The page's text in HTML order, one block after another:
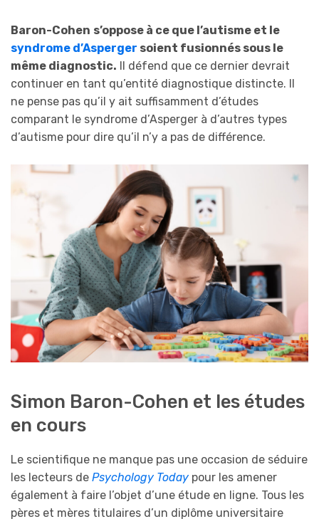
Baron-Cohen s’oppose à ce que l’autisme et le
syndrome d’Asperger soient fusionnés sous le
même diagnostic. Il défend que ce dernier devrait
continuer en tant qu’entité diagnostique distincte. Il
ne pense pas qu’il y ait suffisamment d’études
comparant le syndrome d’Asperger à d’autres types
d’autisme pour dire qu’il n’y a pas de différence.
Simon Baron-Cohen et les études
en cours
Le scientifique ne manque pas une occasion de séduire
les lecteurs de Psychology Today pour les amener
également à faire l’objet d’une étude en ligne. Tous les
pères et mères titulaires d’un diplôme universitaire